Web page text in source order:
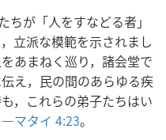
が「人をすなどる者」
立派な模範を示されまし
あまねく巡り，諸会堂で
え，民の間のあらゆる疾
，これらの弟子たちはい
―マタイ 4:23。